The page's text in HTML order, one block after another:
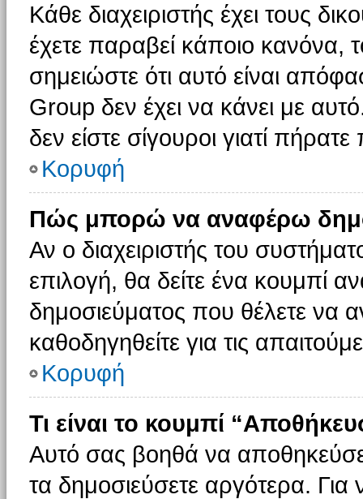
Κάθε διαχειριστής έχει τους
έχετε παραβεί κάποιο κανόνα,
σημειώστε ότι αυτό είναι
Group δεν έχει να κάνει με
δεν είστε σίγουροι γιατί
Κορυφή
Πώς μπορώ να αναφέρω
Αν ο διαχειριστής του
επιλογή, θα δείτε ένα κουμπί
δημοσιεύματος που θέλετε να
καθοδηγηθείτε για τις
Κορυφή
Τι είναι το κουμπί
Αυτό σας βοηθά να
τα δημοσιεύσετε αργότερα.